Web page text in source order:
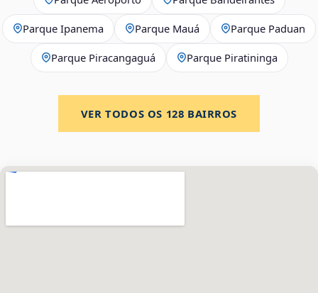
Parque Ipanema Parque Mauá Parque Paduan
Parque Piracangaguá Parque Piratininga
VER TODOS OS 128 BAIRROS